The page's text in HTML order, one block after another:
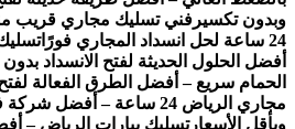
وبدون تكسير فني تسليك مجاري قريب
24 ساعة لحل انسداد المجاري فورًا
أفضل الحلول الحديثة لفتح الانسداد بدون
الحمام سريع – أفضل الطرق الفعالة لفتح
مجاري الرياض 24 ساعة –
وبأقل الأسعارتسليك بيارات الرياض –